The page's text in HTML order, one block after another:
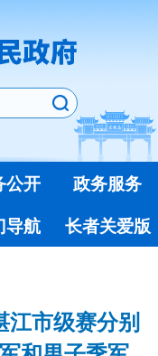
公开
政务服务
导航 长者关爱版
江市级赛分别